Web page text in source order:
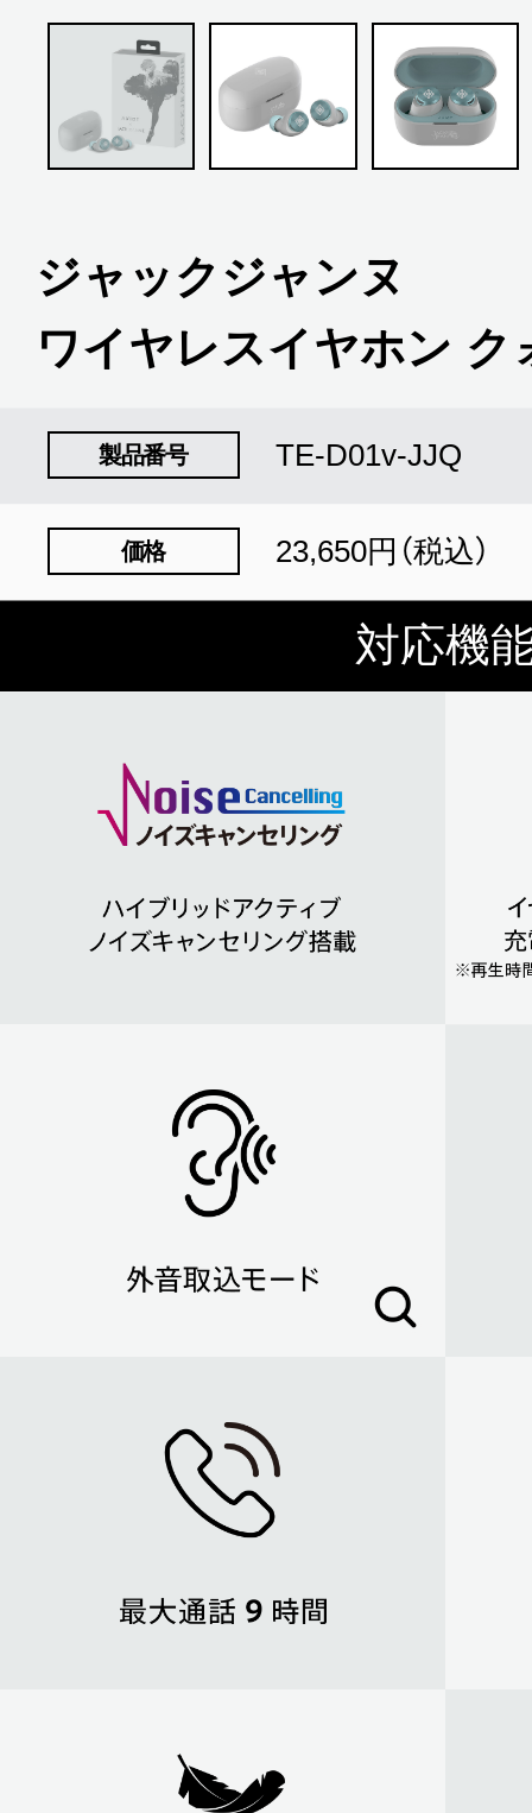
ジャックジャンヌ
ワイヤレスイヤホン ク
製品番号 TE-D01v-JJQ
価格 23,650円（税込）
対応機